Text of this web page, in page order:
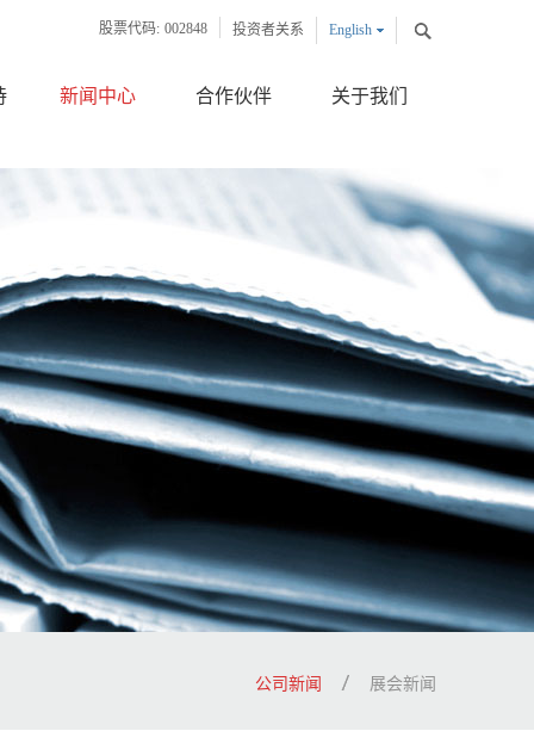
English
投资者关系
股票代码: 002848
新闻中心 合作伙伴 关于我们
公司新闻 展会新闻